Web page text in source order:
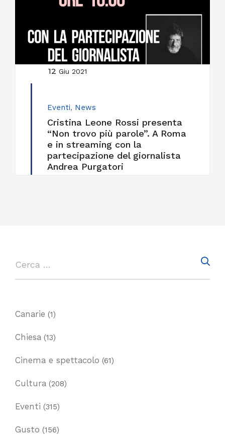
12 Giu 2021
Eventi, News
Cristina Leone Rossi presenta
“Non trovo più parole”. A Roma
e in streaming con la
partecipazione del giornalista
Andrea Purgatori
Canarie (1)
Chiesa (13)
Cinema e spettacolo (61)
Cultura (208)
Eventi (315)
Gusto (156)